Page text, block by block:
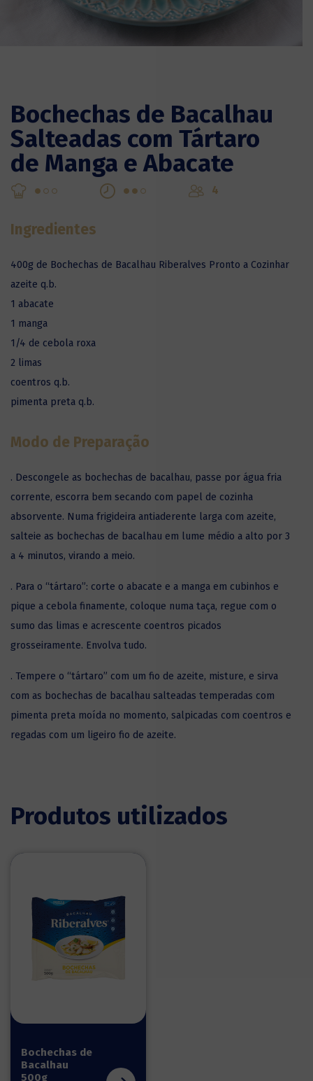
Bochechas de Bacalhau
Salteadas com Tártaro
de Manga e Abacate
4
Ingredientes
400g de Bochechas de Bacalhau Riberalves Pronto a Cozinhar
azeite q.b.
1 abacate
1 manga
1/4 de cebola roxa
2 limas
coentros q.b.
pimenta preta q.b.
Modo de Preparação
. Descongele as bochechas de bacalhau, passe por água fria
corrente, escorra bem secando com papel de cozinha
absorvente. Numa frigideira antiaderente larga com azeite,
salteie as bochechas de bacalhau em lume médio a alto por 3
a 4 minutos, virando a meio.
. Para o “tártaro”: corte o abacate e a manga em cubinhos e
pique a cebola finamente, coloque numa taça, regue com o
sumo das limas e acrescente coentros picados
grosseiramente. Envolva tudo.
. Tempere o “tártaro” com um fio de azeite, misture, e sirva
com as bochechas de bacalhau salteadas temperadas com
pimenta preta moída no momento, salpicadas com coentros e
regadas com um ligeiro fio de azeite.
Produtos utilizados
Bochechas de
Bacalhau
500g